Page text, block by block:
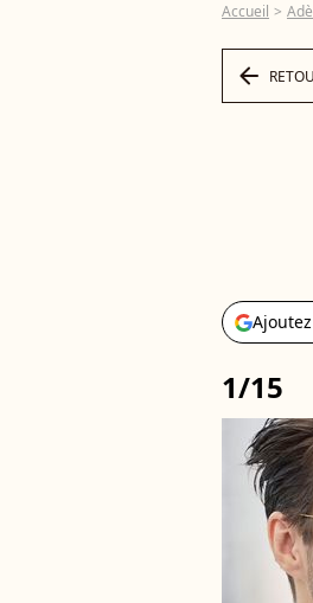
Accueil
arrow_left
1/15